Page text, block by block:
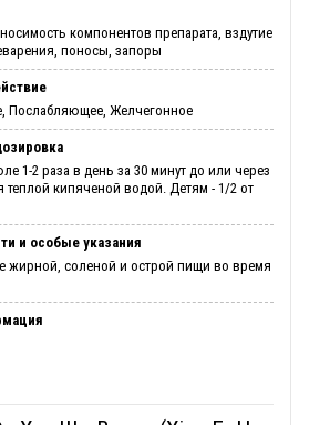
компонентов препарата, вздутие
поносы, запоры
Послабляющее, Желчегонное
1-2 раза в день за 30 минут до или через
теплой кипяченой водой. Детям - 1/2 от
и особые указания
жирной, соленой и острой пищи во время